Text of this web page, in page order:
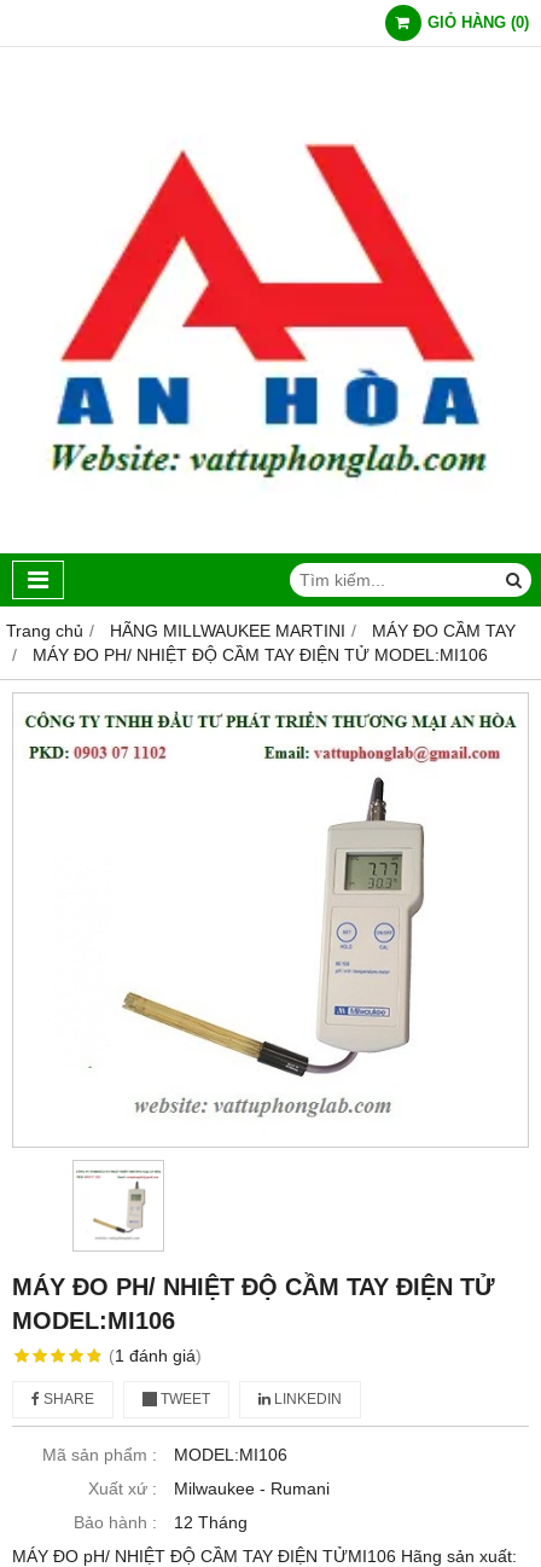
GIỎ HÀNG (0)
Trang chủ HÃNG MILLWAUKEE MARTINI
MÁY ĐO CẦM TAY
MÁY ĐO PH/ NHIỆT ĐỘ CẦM TAY ĐIỆN TỬ MODEL:MI106
MÁY ĐO PH/ NHIỆT ĐỘ CẦM TAY ĐIỆN TỬ
MODEL:MI106
(1 đánh giá)
SHARE TWEET LINKEDIN
Mã sản phẩm :
MODEL:MI106
Xuất xứ :
Milwaukee - Rumani
Bảo hành :
12 Tháng
MÁY ĐO pH/ NHIỆT ĐỘ CẦM TAY ĐIỆN TỬMI106 Hãng sản xuất: